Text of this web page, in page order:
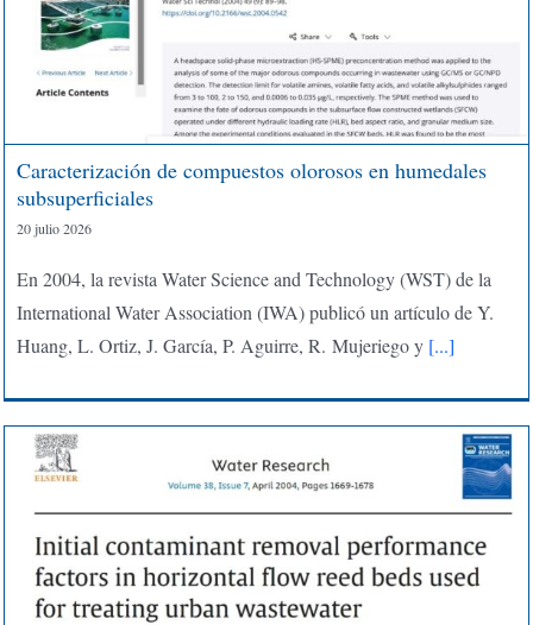
Caracterización de compuestos olorosos en humedales
subsuperficiales
20 julio 2026
En 2004, la revista Water Science and Technology (WST) de la
International Water Association (IWA) publicó un artículo de Y.
Huang, L. Ortiz, J. García, P. Aguirre, R. Mujeriego y[...]